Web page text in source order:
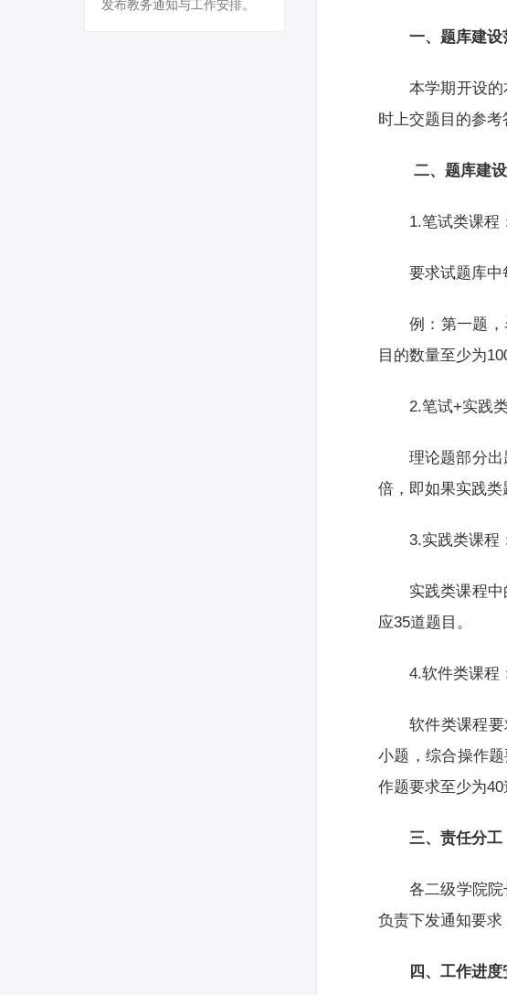
发布教务通知与工作安排。
一、题库建设
本学期开设
时上交题目的参考
二、题库建
1.笔试类课程
要求试题库中
例：第一题
目的数量至少为
2.笔试+实践
理论题部分
倍，即如果实践类
3.实践类课程
实践类课程
应35道题目。
4.软件类课程
软件类课程
小题，综合操作
作题要求至少为40
三、责任分工
各二级学院
负责下发通知要求
四、工作进度